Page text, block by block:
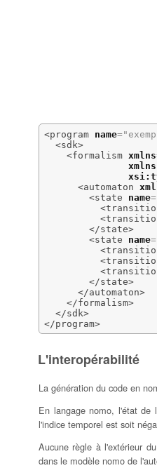
<program name=
<sdk>
<formalism xmlns
<automaton
<state
name=
</state>
<state
name=
</state>
</automaton>
</formalism>
</sdk>
</program>
L'interopérabilité
La génération du code en
En langage nomo, l'état de
l'indice temporel est soit
Aucune règle à l'extérieur
dans le modèle nomo de